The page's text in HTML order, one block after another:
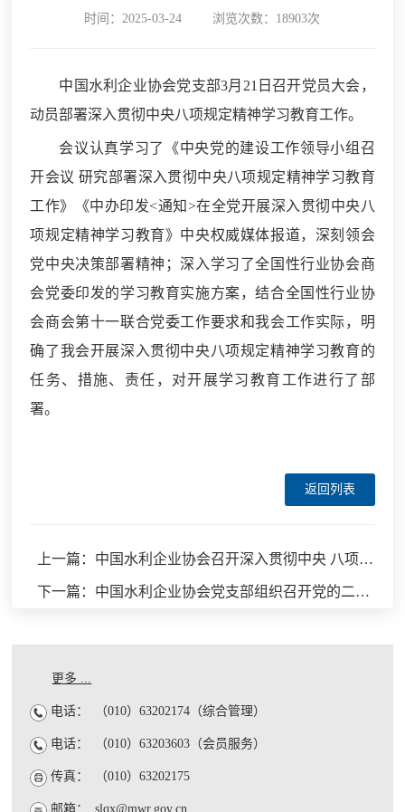
时间：2025-03-24 浏览次数：18903次
中国水利企业协会党支部3月21日召开党员大会，
动员部署深入贯彻中央八项规定精神学习教育工作。
会议认真学习了《中央党的建设工作领导小组召
开会议 研究部署深入贯彻中央八项规定精神学习教育
工作》《中办印发<通知>在全党开展深入贯彻中央八
项规定精神学习教育》中央权威媒体报道，深刻领会
党中央决策部署精神；深入学习了全国性行业协会商
会党委印发的学习教育实施方案，结合全国性行业协
会商会第十一联合党委工作要求和我会工作实际，明
确了我会开展深入贯彻中央八项规定精神学习教育的
任务、措施、责任，对开展学习教育工作进行了部
署。
返回列表
上一篇：中国水利企业协会召开深入贯彻中央 八项规定精神学习教育警示教育会
下一篇：中国水利企业协会党支部组织召开党的二十届三中全会精神第三次集体学习会
更多 ...
电话： （010）63202174（综合管理）
电话： （010）63203603（会员服务）
传真： （010）63202175
邮箱： slqx@mwr.gov.cn